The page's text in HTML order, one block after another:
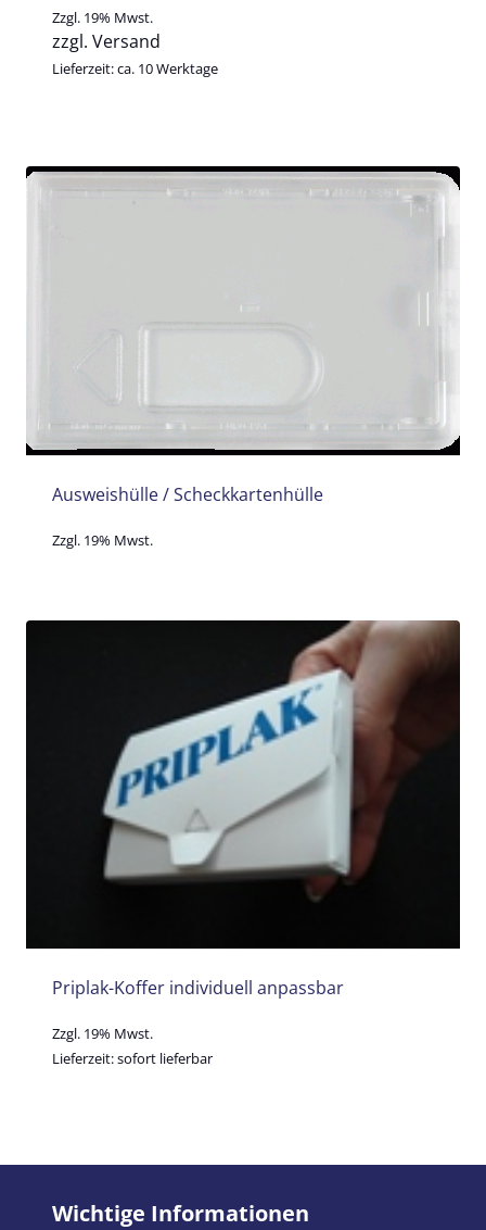
Zzgl. 19% Mwst.
zzgl. Versand
Lieferzeit: ca. 10 Werktage
Ausweishülle / Scheckkartenhülle
Zzgl. 19% Mwst.
Priplak-Koffer individuell anpassbar
Zzgl. 19% Mwst.
Lieferzeit: sofort lieferbar
Wichtige Informationen